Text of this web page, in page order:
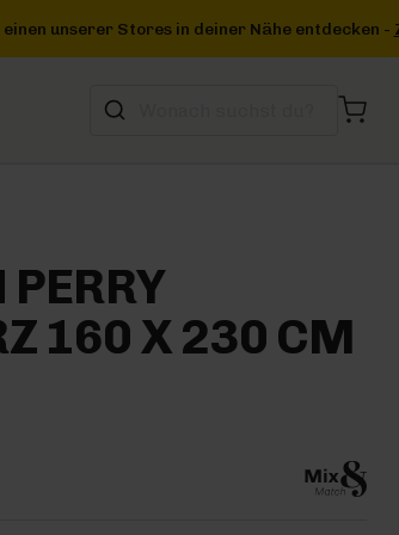
-Zum Storefinder+++
160 X 230 CM